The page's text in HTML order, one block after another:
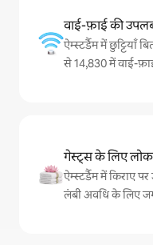
वाई-फ़ाई की
ऐम्स्टर्डैम में छुट्टियाँ
से 14,830 में वाई-
गेस्ट्स के लिए
ऐम्स्टर्डैम में किराए
लंबी अवधि के लिए